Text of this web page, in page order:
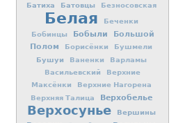
Батиха
Батовцы Безносовская
Белая
Беченки
Бобинцы
Бобыли
Большой
Полом
Борисёнки Бушмели
Бушуи Ваненки
Варламы
Васильевский
Верхние
Максёнки
Верхние Нагорена
Верхняя Талица
Верхобелье
Верхосунье Вершины